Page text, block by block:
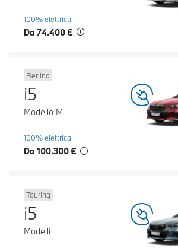
100% elettrica
Da 74.400 €
Berlina
i5
Modello M
100% elettrica
Da 100.300 €
Touring
i5
Modelli